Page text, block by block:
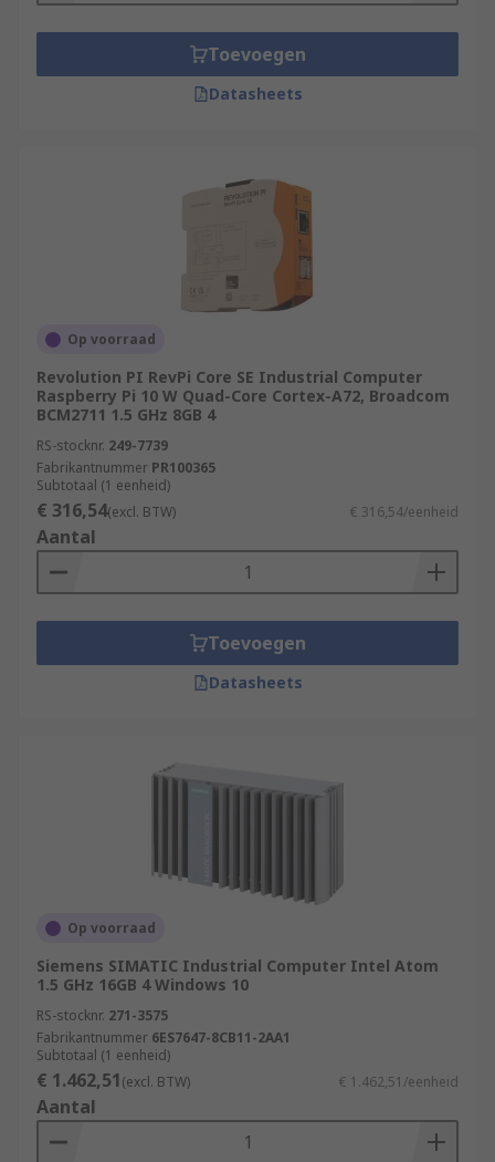
Toevoegen
Datasheets
Op voorraad
Revolution PI RevPi Core SE Industrial Computer
Raspberry Pi 10 W Quad-Core Cortex-A72, Broadcom
BCM2711 1.5 GHz 8GB 4
RS-stocknr. 249-7739
Fabrikantnummer PR100365
Subtotaal (1 eenheid)
€ 316,54(excl. BTW) € 316,54/eenheid
Aantal
Toevoegen
Datasheets
Op voorraad
Siemens SIMATIC Industrial Computer Intel Atom
1.5 GHz 16GB 4 Windows 10
RS-stocknr. 271-3575
Fabrikantnummer 6ES7647-8CB11-2AA1
Subtotaal (1 eenheid)
€ 1.462,51(excl. BTW) € 1.462,51/eenheid
Aantal